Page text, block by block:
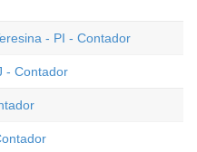
- PI - Contador
- Contador